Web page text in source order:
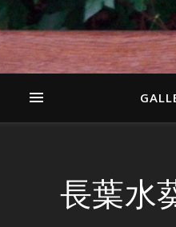
長葉水